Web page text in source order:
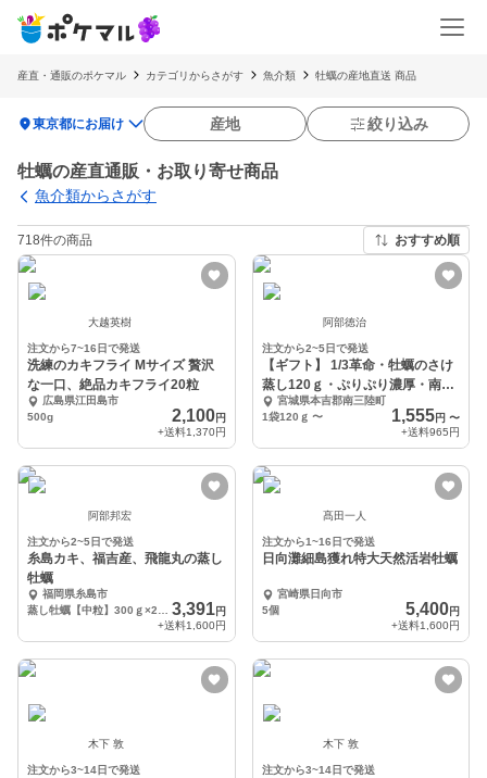
産直・通販のポケマル カテゴリからさがす 魚介類 牡蠣の産地直送 商品
location_on東京都にお届け 産地 絞り込み
牡蠣の産直通販・お取り寄せ商品
魚介類からさがす
718件の商品 おすすめ順
大越英樹
注文から7~16日で発送
洗練のカキフライ Mサイズ 贅沢
な一口、絶品カキフライ20粒
広島県江田島市
500g
2,100円
+送料1,370円
阿部徳治
注文から2~5日で発送
【ギフト】 1/3革命・牡蠣のさけ
蒸し120ｇ・ぷりぷり濃厚・南三
陸産宮城県本吉郡南三陸町
1袋120ｇ 〜 1,555円 〜
+送料965円
阿部邦宏
注文から2~5日で発送
糸島カキ、福吉産、飛龍丸の蒸し
牡蠣
福岡県糸島市
3,391円
+送料1,600円
髙田一人
注文から1~16日で発送
日向灘細島獲れ特大天然活岩牡蠣
宮崎県日向市
5個
5,400円
+送料1,600円
木下 敦
注文から3~14日で発送
木下 敦
注文から3~14日で発送